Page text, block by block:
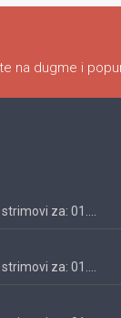
na dugme i
za: 01....
za: 01....